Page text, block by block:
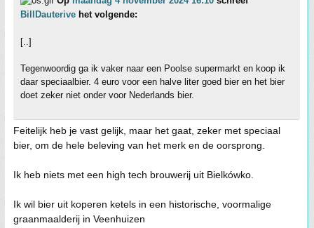
BillDauterive het volgende:
[..]
Tegenwoordig ga ik vaker naar een Poolse supermarkt en koop ik
daar speciaalbier. 4 euro voor een halve liter goed bier en het bier
doet zeker niet onder voor Nederlands bier.
Feitelijk heb je vast gelijk, maar het gaat, zeker met speciaal
bier, om de hele beleving van het merk en de oorsprong.
Ik heb niets met een high tech brouwerij uit Bielkówko.
Ik wil bier uit koperen ketels in een historische, voormalige
graanmaalderij in Veenhuizen